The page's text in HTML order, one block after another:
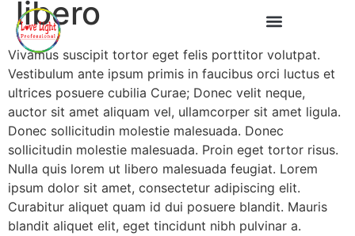
libero
Vivamus suscipit tortor eget felis porttitor volutpat.
Vestibulum ante ipsum primis in faucibus orci luctus et
ultrices posuere cubilia Curae; Donec velit neque,
auctor sit amet aliquam vel, ullamcorper sit amet ligula.
Donec sollicitudin molestie malesuada. Donec
sollicitudin molestie malesuada. Proin eget tortor risus.
Nulla quis lorem ut libero malesuada feugiat. Lorem
ipsum dolor sit amet, consectetur adipiscing elit.
Curabitur aliquet quam id dui posuere blandit. Mauris
blandit aliquet elit, eget tincidunt nibh pulvinar a.